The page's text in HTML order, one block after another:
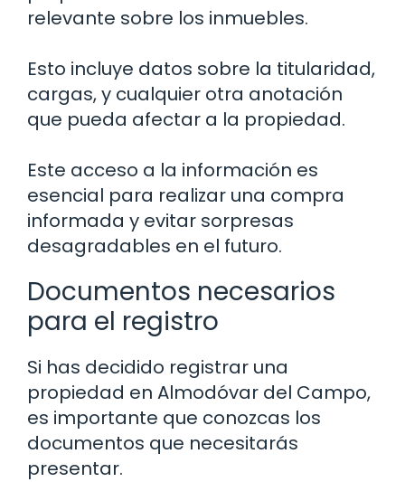
relevante sobre los inmuebles.
Esto incluye datos sobre la titularidad,
cargas, y cualquier otra anotación
que pueda afectar a la propiedad.
Este acceso a la información es
esencial para realizar una compra
informada y evitar sorpresas
desagradables en el futuro.
Documentos necesarios
para el registro
Si has decidido registrar una
propiedad en Almodóvar del Campo,
es importante que conozcas los
documentos que necesitarás
presentar.